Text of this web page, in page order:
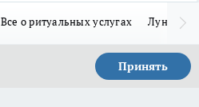
Все о ритуальных услугах Лунно-
Принять